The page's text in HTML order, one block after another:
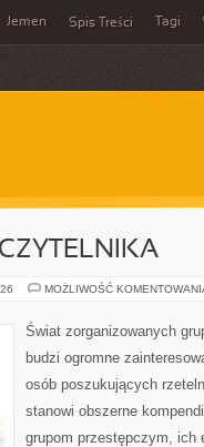
Jemen Spis Treści Tagi
MOŻLIWOŚĆ
Świat zorganizowanych
budzi ogromne
osób poszukujących
stanowi obszerne
grupom przestępczym, ich